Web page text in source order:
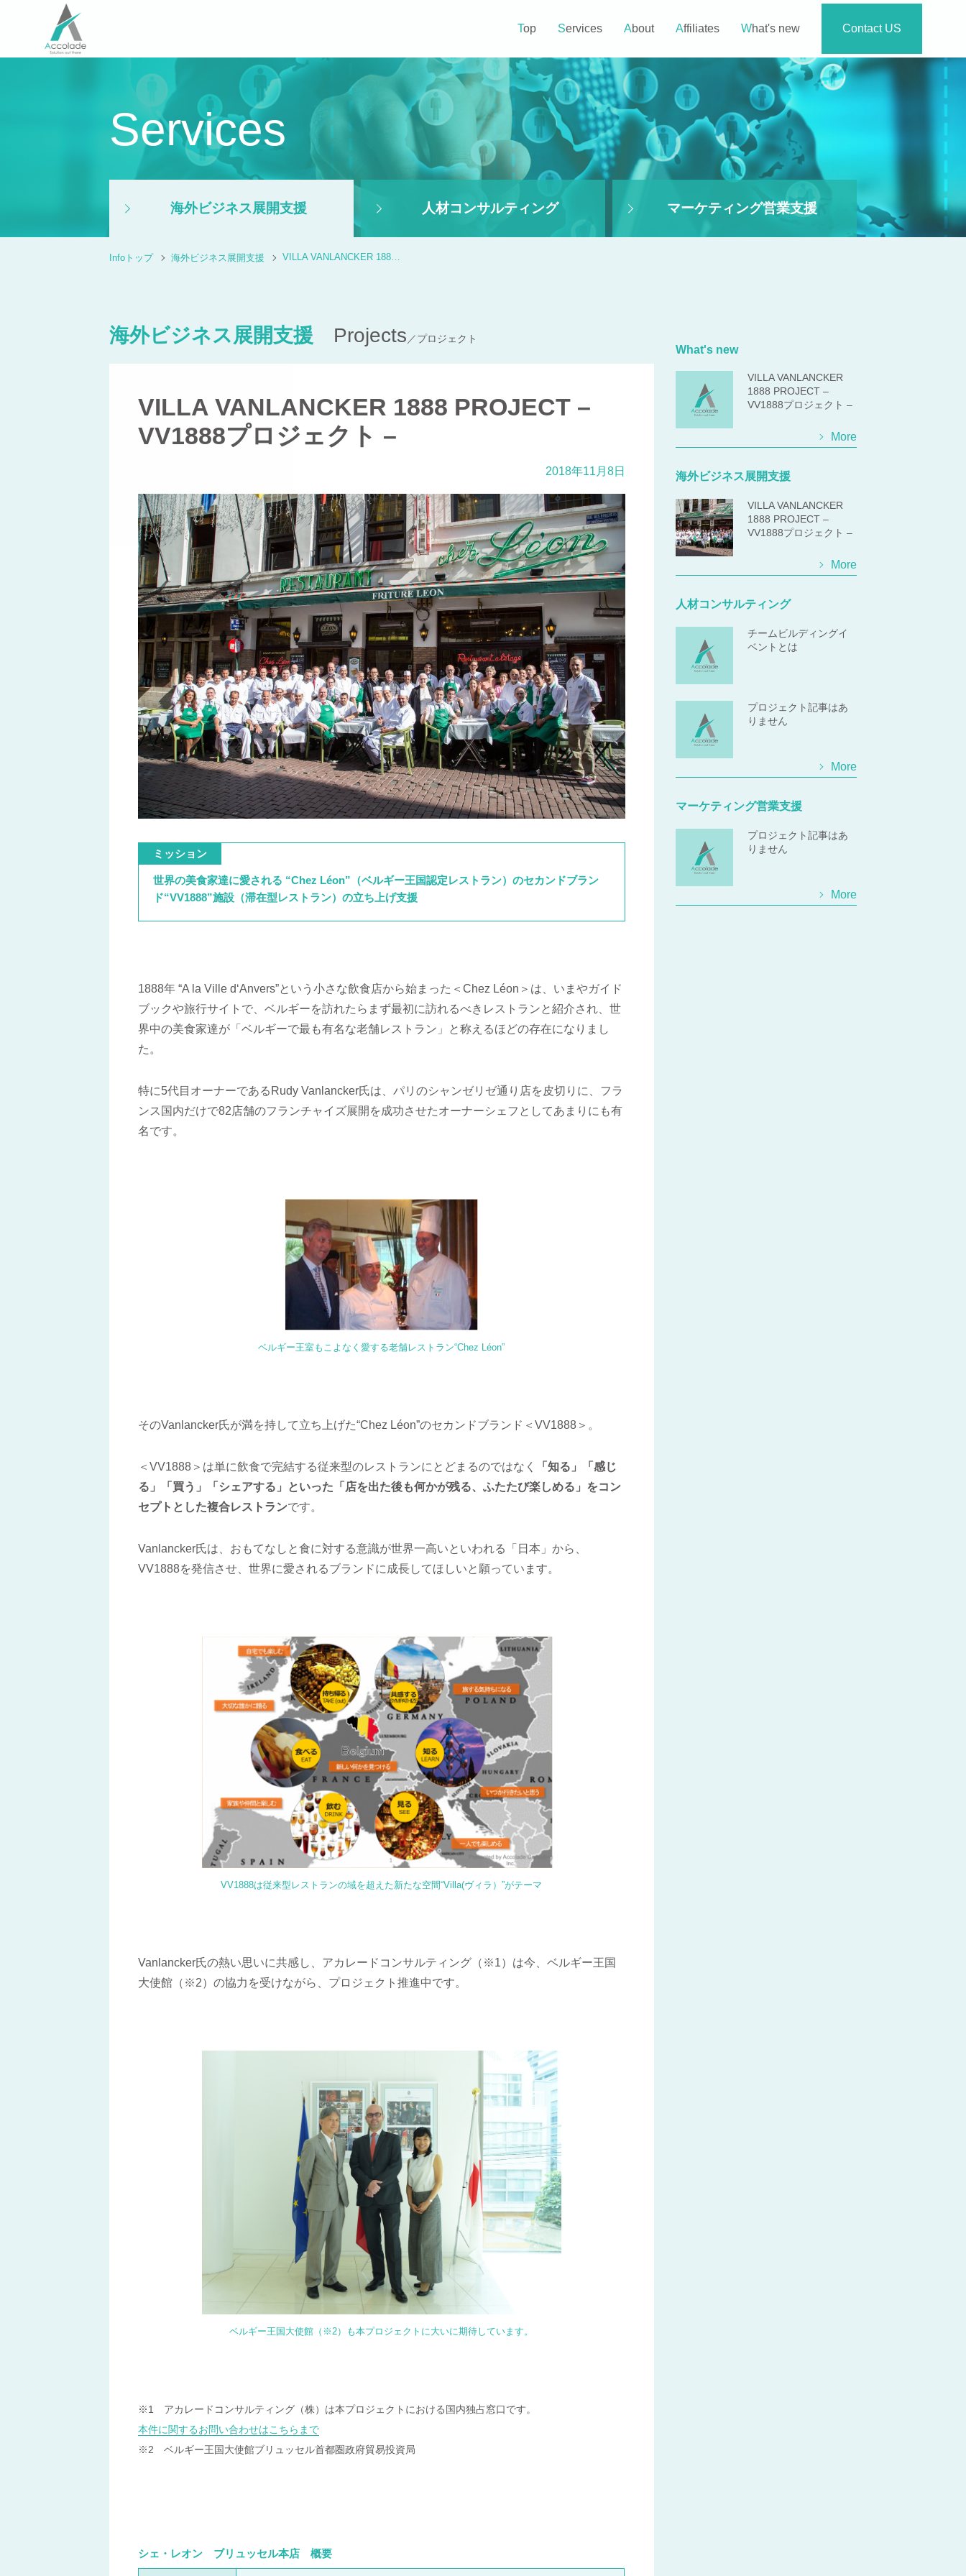
Top Services About Affiliates What's new Contact US
Services
海外ビジネス展開支援 人材コンサルティング マーケティング営業支援
Infoトップ 海外ビジネス展開支援 VILLA VANLANCKER 188…
海外ビジネス展開支援 Projects ／プロジェクト
VILLA VANLANCKER 1888 PROJECT –
VV1888プロジェクト –
2018年11月8日
ミッション
世界の美食家達に愛される “Chez Léon”（ベルギー王国認定レストラン）のセカンドブラン
ド“VV1888”施設（滞在型レストラン）の立ち上げ支援
1888年 “A la Ville d‘Anvers”という小さな飲食店から始まった＜Chez Léon＞は、いまやガイド
ブックや旅行サイトで、ベルギーを訪れたらまず最初に訪れるべきレストランと紹介され、世
界中の美食家達が「ベルギーで最も有名な老舗レストラン」と称えるほどの存在になりまし
た。
特に5代目オーナーであるRudy Vanlancker氏は、パリのシャンゼリゼ通り店を皮切りに、フラ
ンス国内だけで82店舗のフランチャイズ展開を成功させたオーナーシェフとしてあまりにも有
名です。
ベルギー王室もこよなく愛する老舗レストラン“Chez Léon”
そのVanlancker氏が満を持して立ち上げた“Chez Léon”のセカンドブランド＜VV1888＞。
＜VV1888＞は単に飲食で完結する従来型のレストランにとどまるのではなく
「知る」「感じ
る」「買う」「シェアする」といった「店を出た後も何かが残る、ふたたび楽しめる」をコン
セプトとした複合レストランです。
Vanlancker氏は、おもてなしと食に対する意識が世界一高いといわれる「日本」から、
VV1888を発信させ、世界に愛されるブランドに成長してほしいと願っています。
VV1888は従来型レストランの域を超えた新たな空間“Villa(ヴィラ）”がテーマ
Vanlancker氏の熱い思いに共感し、アカレードコンサルティング（※1）は今、ベルギー王国
大使館（※2）の協力を受けながら、プロジェクト推進中です。
ベルギー王国大使館（※2）も本プロジェクトに大いに期待しています。
※1 アカレードコンサルティング（株）は本プロジェクトにおける国内独占窓口です。
本件に関するお問い合わせはこちらまで
※2 ベルギー王国大使館ブリュッセル首都圏政府貿易投資局
シェ・レオン ブリュッセル本店 概要
What's new
VILLA VANLANCKER
1888 PROJECT –
VV1888プロジェクト –
More
海外ビジネス展開支援
VILLA VANLANCKER
1888 PROJECT –
VV1888プロジェクト –
More
人材コンサルティング
チームビルディングイ
ベントとは
プロジェクト記事はあ
りません
More
マーケティング営業支援
プロジェクト記事はあ
りません
More